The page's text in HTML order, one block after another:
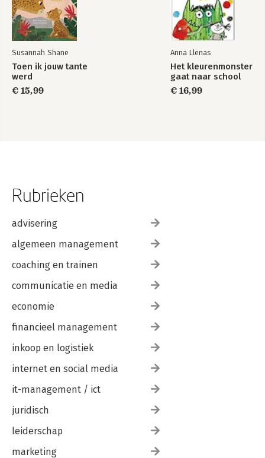
Susannah Shane
Toen ik jouw tante
werd
€ 15,99
Anna Llenas
Het kleurenmonster
gaat naar school
€ 16,99
Rubrieken
advisering
algemeen management
coaching en trainen
communicatie en media
economie
financieel management
inkoop en logistiek
internet en social media
it-management / ict
juridisch
leiderschap
marketing